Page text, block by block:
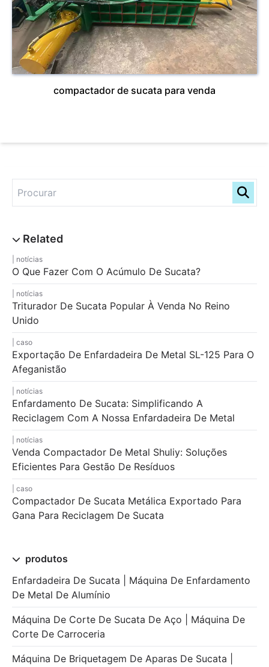
notícias
O Que Fazer Com O Acúmulo De Sucata?
notícias
Triturador De Sucata Popular À Venda No Reino
Unido
caso
Exportação De Enfardadeira De Metal SL-125 Para O
Afeganistão
notícias
Enfardamento De Sucata: Simplificando A
Reciclagem Com A Nossa Enfardadeira De Metal
notícias
Venda Compactador De Metal Shuliy: Soluções
Eficientes Para Gestão De Resíduos
caso
Compactador De Sucata Metálica Exportado Para
Gana Para Reciclagem De Sucata
produtos
Enfardadeira De Sucata | Máquina De Enfardamento
De Metal De Alumínio
Máquina De Corte De Sucata De Aço | Máquina De
Corte De Carroceria
Máquina De Briquetagem De Aparas De Sucata |
compactador de sucata para venda